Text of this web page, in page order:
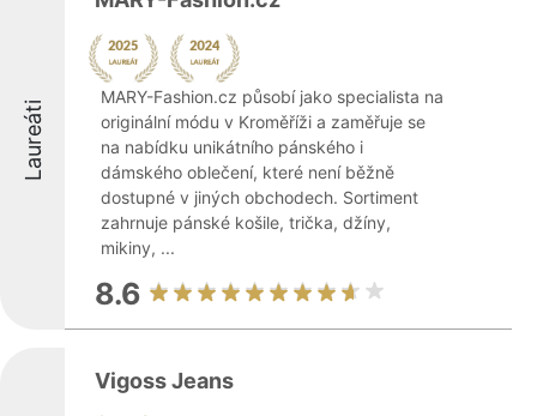
Laureáti
MARY-Fashion.cz působí jako specialista na
originální módu v Kroměříži a zaměřuje se
na nabídku unikátního pánského i
dámského oblečení, které není běžně
dostupné v jiných obchodech. Sortiment
zahrnuje pánské košile, trička, džíny,
mikiny, ...
8.6
Vigoss Jeans